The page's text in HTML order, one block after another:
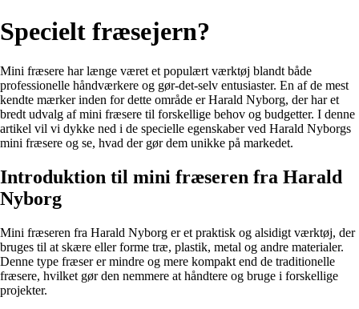
Specielt fræsejern?
Mini fræsere har længe været et populært værktøj blandt både
professionelle håndværkere og gør-det-selv entusiaster. En af de mest
kendte mærker inden for dette område er Harald Nyborg, der har et
bredt udvalg af mini fræsere til forskellige behov og budgetter. I denne
artikel vil vi dykke ned i de specielle egenskaber ved Harald Nyborgs
mini fræsere og se, hvad der gør dem unikke på markedet.
Introduktion til mini fræseren fra Harald
Nyborg
Mini fræseren fra Harald Nyborg er et praktisk og alsidigt værktøj, der
bruges til at skære eller forme træ, plastik, metal og andre materialer.
Denne type fræser er mindre og mere kompakt end de traditionelle
fræsere, hvilket gør den nemmere at håndtere og bruge i forskellige
projekter.